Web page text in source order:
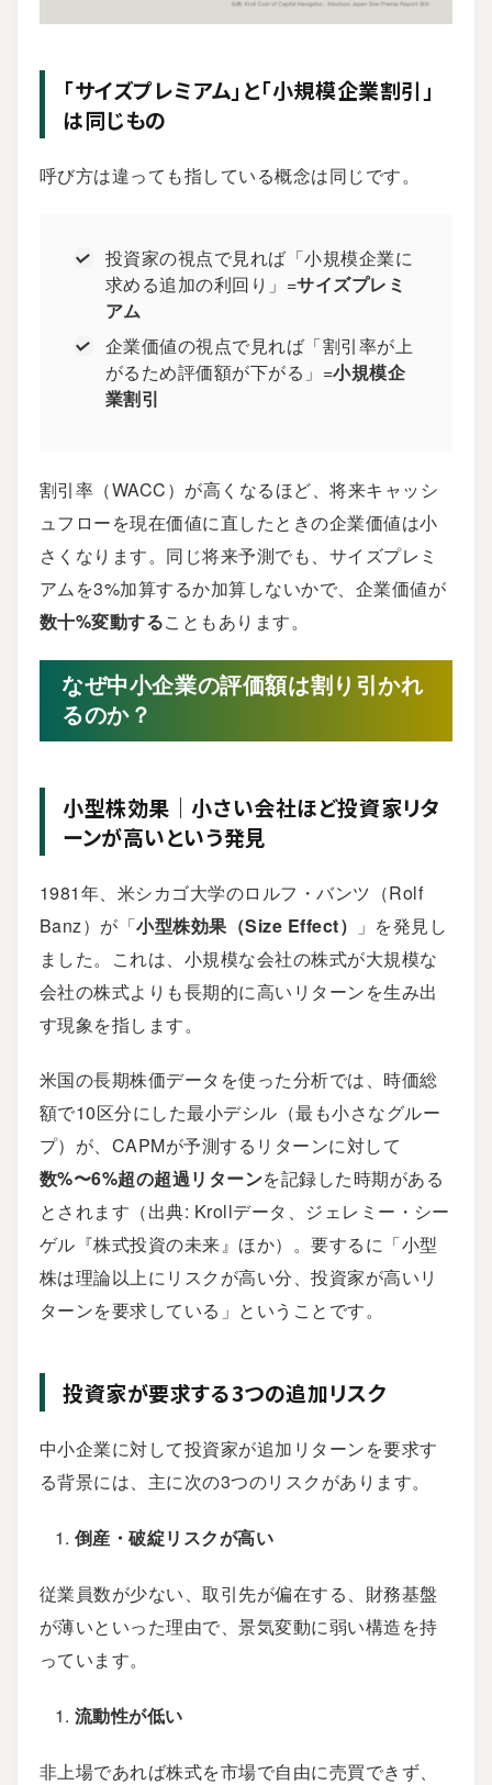
「サイズプレミアム」と「小規模企業割引」
は同じもの
呼び方は違っても指している概念は同じです。
投資家の視点で見れば「小規模企業に
求める追加の利回り」=サイズプレミ
アム
企業価値の視点で見れば「割引率が上
がるため評価額が下がる」=小規模企
業割引
割引率（WACC）が高くなるほど、将来キャッシ
ュフローを現在価値に直したときの企業価値は小
さくなります。同じ将来予測でも、サイズプレミ
アムを3%加算するか加算しないかで、企業価値が
数十%変動することもあります。
なぜ中小企業の評価額は割り引かれ
るのか？
小型株効果｜小さい会社ほど投資家リタ
ーンが高いという発見
1981年、米シカゴ大学のロルフ・バンツ（Rolf
Banz）が「小型株効果（Size Effect）
」を発見し
ました。これは、小規模な会社の株式が大規模な
会社の株式よりも長期的に高いリターンを生み出
す現象を指します。
米国の長期株価データを使った分析では、時価総
額で10区分にした最小デシル（最も小さなグルー
プ）が、CAPMが予測するリターンに対して
数%〜6%超の超過リターンを記録した時期がある
とされます（出典: Krollデータ、ジェレミー・シー
ゲル『株式投資の未来』ほか）。要するに「小型
株は理論以上にリスクが高い分、投資家が高いリ
ターンを要求している」ということです。
投資家が要求する3つの追加リスク
中小企業に対して投資家が追加リターンを要求す
る背景には、主に次の3つのリスクがあります。
倒産・破綻リスクが高い
従業員数が少ない、取引先が偏在する、財務基盤
が薄いといった理由で、景気変動に弱い構造を持
っています。
流動性が低い
非上場であれば株式を市場で自由に売買できず、